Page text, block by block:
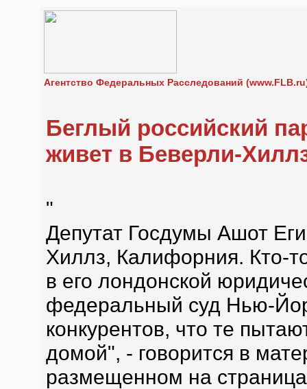
Агентство Федеральных Расследований
Беглый российский
живет в Беверли-
"
Депутат Госдумы Ашот
Хиллз, Калифорния. Кто-
в его лондонской
федеральный суд Нью-
конкурентов, что те
домой", - говорится в
размещенном на